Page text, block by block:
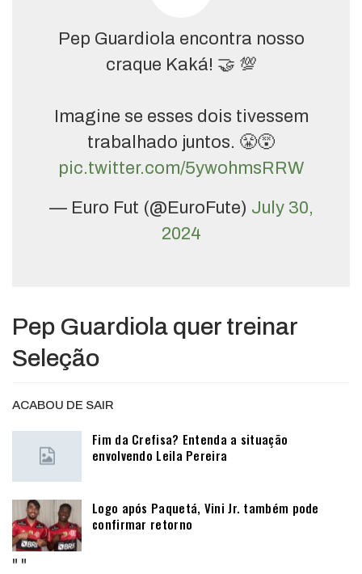
Pep Guardiola encontra nosso
craque Kaká! 🤝 💯
Imagine se esses dois tivessem
trabalhado juntos. 😤😵
pic.twitter.com/5ywohmsRRW
— Euro Fut (@EuroFute) July 30,
2024
Pep Guardiola quer treinar
Seleção
ACABOU DE SAIR
Fim da Crefisa? Entenda a situação
envolvendo Leila Pereira
Logo após Paquetá, Vini Jr. também pode
confirmar retorno
" "